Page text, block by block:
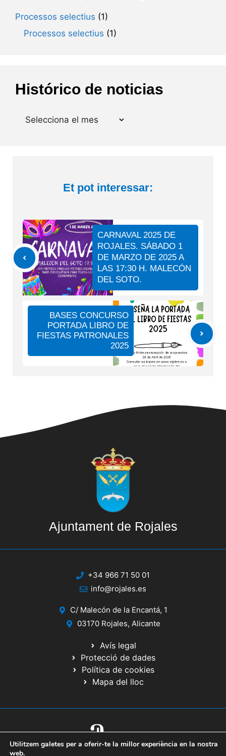
Processos selectius (1)
Processos selectius (1)
Histórico de noticias
Arxius
Et pot interessar:
CARNAVAL 2025 DE
ROJALES. SÁBADO 1
DE MARZO DE 2025 A
LAS 17:30 H. MALECÓN
DEL SOTO.
BASES CONCURSO
PORTADA LIBRO DE
FIESTAS PATRONALES
2025
Ajuntament de Rojales
+34 966 71 50 01
info@rojales.es
C/ Malecón de la Encantá, 1
03170 Rojales, Alicante
Avís legal
Protecció de dades
Política de cookies
Mapa del lloc
© 2020 Web desenrotllada pel Servici d'Informàtica de Diputació
Utilitzem galetes per a oferir-te la millor experiència en la nostra
web.